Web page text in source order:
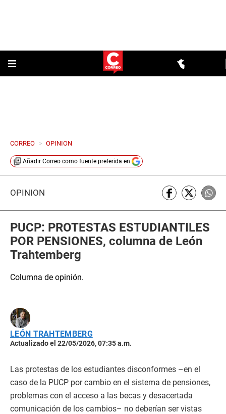
CORREO > OPINION
Añadir Correo como fuente preferida en
OPINIÓN
PUCP: PROTESTAS ESTUDIANTILES
POR PENSIONES, columna de León
Trahtemberg
Columna de opinión.
LEÓN TRAHTEMBERG
Actualizado el 22/05/2026, 07:35 a.m.
Las protestas de los estudiantes disconformes –en el
caso de la PUCP por cambio en el sistema de pensiones,
problemas con el acceso a las becas y desacertada
comunicación de los cambios– no deberían ser vistas